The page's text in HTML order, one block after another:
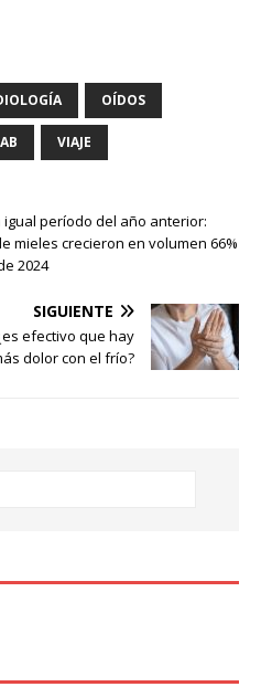
OÍDOS
VIAJE
igual período del año anterior:
mieles crecieron en volumen 66%
2024
SIGUIENTE
efectivo que hay
dolor con el frío?